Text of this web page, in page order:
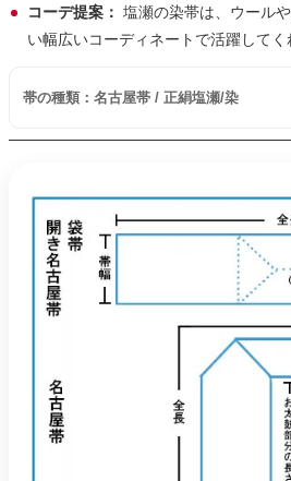
コーデ提案： 塩瀬の染帯は、ウール
い幅広いコーディネートで活躍してく
帯の種類：名古屋帯 / 正絹塩瀬/染